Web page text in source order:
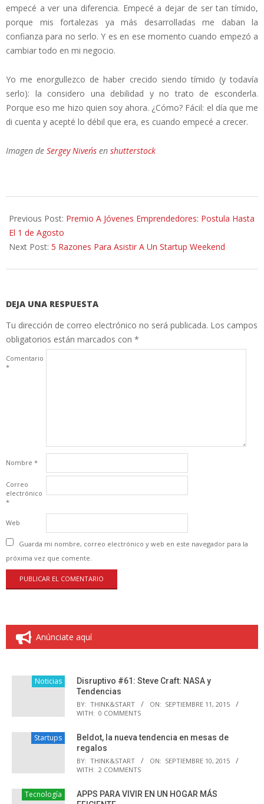
empecé a ver una diferencia. Empecé a dejar de ser tan tímido,
porque mis fortalezas ya más desarrolladas me daban la
confianza para no serlo. Y es en ese momento cuando empezó a
cambiar todo en mi negocio.
Yo me enorgullezco de haber crecido siendo tímido (y todavía
serlo): la considero una debilidad y no trato de esconderla.
Porque eso me hizo quien soy ahora. ¿Cómo? Fácil: el día que me
di cuenta y acepté lo débil que era, es cuando empecé a crecer.
Imagen de Sergey Niven´s en shutterstock
07-
23
Previous Post: Premio A Jóvenes Emprendedores: Postula Hasta
El 1 de Agosto
Next Post: 5 Razones Para Asistir A Un Startup Weekend
DEJA UNA RESPUESTA
Tu dirección de correo electrónico no será publicada. Los campos
obligatorios están marcados con *
Comentario
*
Nombre *
Correo
electrónico
*
Web
Guarda mi nombre, correo electrónico y web en este navegador para la
próxima vez que comente.
Anúnciate aquí
Noticias
Disruptivo #61: Steve Craft: NASA y
Tendencias
BY: THINK&START ON: SEPTIEMBRE 11, 2015
WITH: 0 COMMENTS
Startups
Beldot, la nueva tendencia en mesas de
regalos
BY: THINK&START ON: SEPTIEMBRE 10, 2015
WITH: 2 COMMENTS
Tecnología
APPS PARA VIVIR EN UN HOGAR MÁS